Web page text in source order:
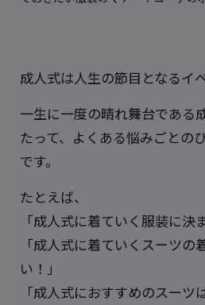
成人式は人生の節目となるイ
一生に一度の晴れ舞台である
たって、よくある悩みごとの
です。
たとえば、
「成人式に着ていく服装に決
「成人式に着ていくスーツの
い！」
「成人式におすすめのスーツ